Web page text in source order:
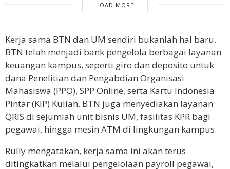
LOAD MORE
Kerja sama BTN dan UM sendiri bukanlah hal baru.
BTN telah menjadi bank pengelola berbagai layanan
keuangan kampus, seperti giro dan deposito untuk
dana Penelitian dan Pengabdian Organisasi
Mahasiswa (PPO), SPP Online, serta Kartu Indonesia
Pintar (KIP) Kuliah. BTN juga menyediakan layanan
QRIS di sejumlah unit bisnis UM, fasilitas KPR bagi
pegawai, hingga mesin ATM di lingkungan kampus.
Rully mengatakan, kerja sama ini akan terus
ditingkatkan melalui pengelolaan payroll pegawai,